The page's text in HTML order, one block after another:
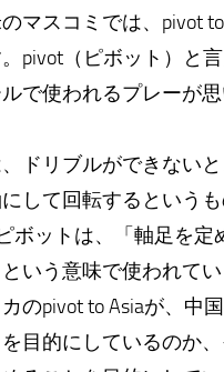
マスコミでは、pivot
pivot（ピボット）と
で使われるプレーが
ドリブルができない
して回転するという
ボットは、「軸足を定
いう意味で使われてい
のpivot to Asiaが、中
目的にしているのか